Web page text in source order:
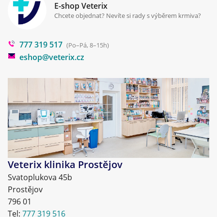
Cookies a podmínky používání
Klinika Prostějov
Poradna
Blog
E-shop Veterix
Chcete objednat? Nevíte si rady s výběrem krmiva?
777 319 517 (Po–Pá, 8–15h)
eshop@veterix.cz
Veterix klinika Prostějov
Svatoplukova 45b
Prostějov
796 01
Tel: 777 319 516